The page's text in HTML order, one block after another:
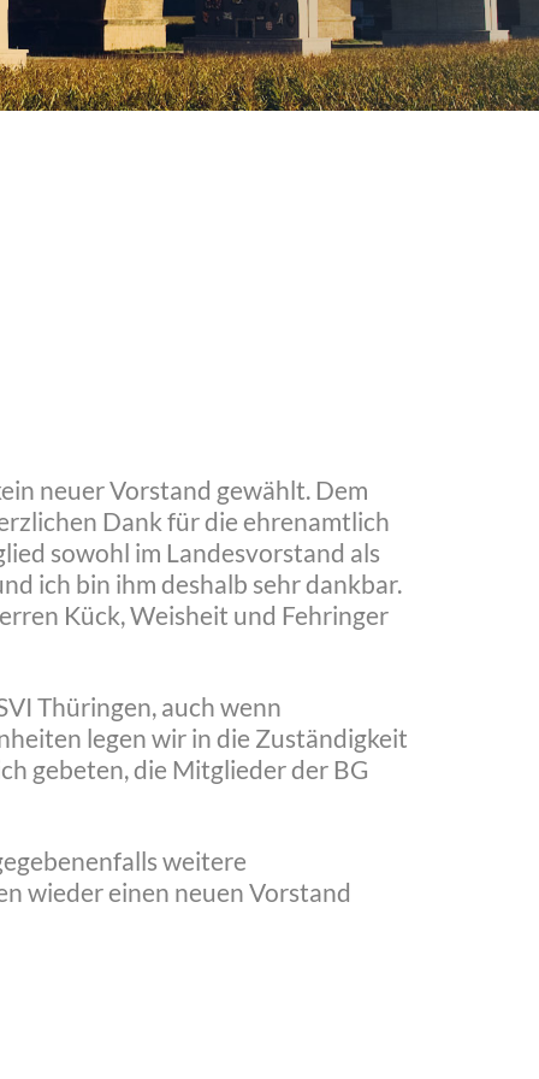
neuer Vorstand gewählt. Dem
Dank für die ehrenamtlich
sowohl im Landesvorstand als
ich bin ihm deshalb sehr dankbar.
Kück, Weisheit und Fehringer
Thüringen, auch wenn
legen wir in die Zuständigkeit
gebeten, die Mitglieder der BG
weitere
wieder einen neuen Vorstand